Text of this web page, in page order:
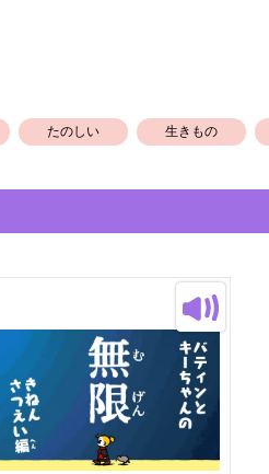
たのしい 生きもの